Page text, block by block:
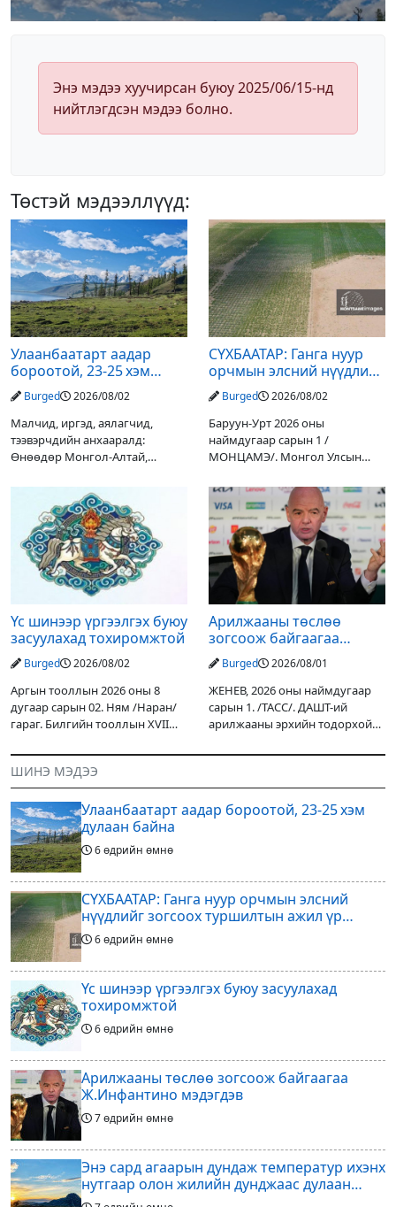
Энэ мэдээ хуучирсан буюу 2025/06/15-нд
нийтлэгдсэн мэдээ болно.
Төстэй мэдээллүүд:
Улаанбаатарт аадар
бороотой, 23-25 хэм
дулаан байна
Burged 2026/08/02
Малчид, иргэд, аялагчид,
тээвэрчдийн анхааралд:
Өнөөдөр Монгол-Алтай,
уулархаг нутгаар бороо, дуу
цахилгаантай аадар бороо
орох тул голуудын усны
түвшин нэмэгдэх, нөөлөг
СҮХБААТАР: Ганга нуур
орчмын элсний нүүдлийг
зогсоох туршилтын ажил
үр дүнгээ өгч эхэлжээ
Burged 2026/08/02
Баруун-Урт 2026 оны
наймдугаар сарын 1 /
МОНЦАМЭ/. Монгол Улсын
Дарьгангын Ганга нуурыг
сэргээн, хамгаалах төслийг
улсын төсвийн хөрөнгө
оруулалтаар хийж буй.
Төслийн
Үс шинээр үргээлгэх буюу
засуулахад тохиромжтой
Burged 2026/08/02
Аргын тооллын 2026 оны 8
дугаар сарын 02. Ням /Наран/
гараг. Билгийн тооллын XVII
гал Морин жилийн Зуны адаг
хөхөгчин хонь сарын шинийн
19, Адъяа /Асралт/
Арилжааны төслөө
зогсоож байгаагаа
Ж.Инфантино мэдэгдэв
Burged 2026/08/01
ЖЕНЕВ, 2026 оны наймдугаар
сарын 1. /ТАСС/. ДАШТ-ий
арилжааны эрхийн тодорхой
оруулагчдад худалдах
шийдвэрлэснээ ФИФА-гийн
ерөнхийлөгч Жанни
ШИНЭ МЭДЭЭ
Улаанбаатарт аадар бороотой, 23-25 хэм
дулаан байна
6 өдрийн өмнө
СҮХБААТАР: Ганга нуур орчмын элсний
нүүдлийг зогсоох туршилтын ажил үр
дүнгээ өгч эхэлжээ
6 өдрийн өмнө
Үс шинээр үргээлгэх буюу засуулахад
тохиромжтой
6 өдрийн өмнө
Арилжааны төслөө зогсоож байгаагаа
Ж.Инфантино мэдэгдэв
7 өдрийн өмнө
Энэ сард агаарын дундаж температур ихэнх
нутгаар олон жилийн дунджаас дулаан
байна